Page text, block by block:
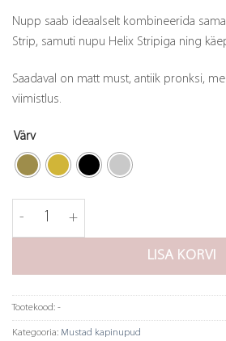
Nupp saab ideaalselt kombineerida
Strip, samuti nupu Helix Stripiga ning
Saadaval on matt must, antiik pronksi,
viimistlus.
Värv
Nupp T Helix Stripe (must) kogus
LISA KORVI
Tootekood: -
Kategooria: Mustad kapinupud